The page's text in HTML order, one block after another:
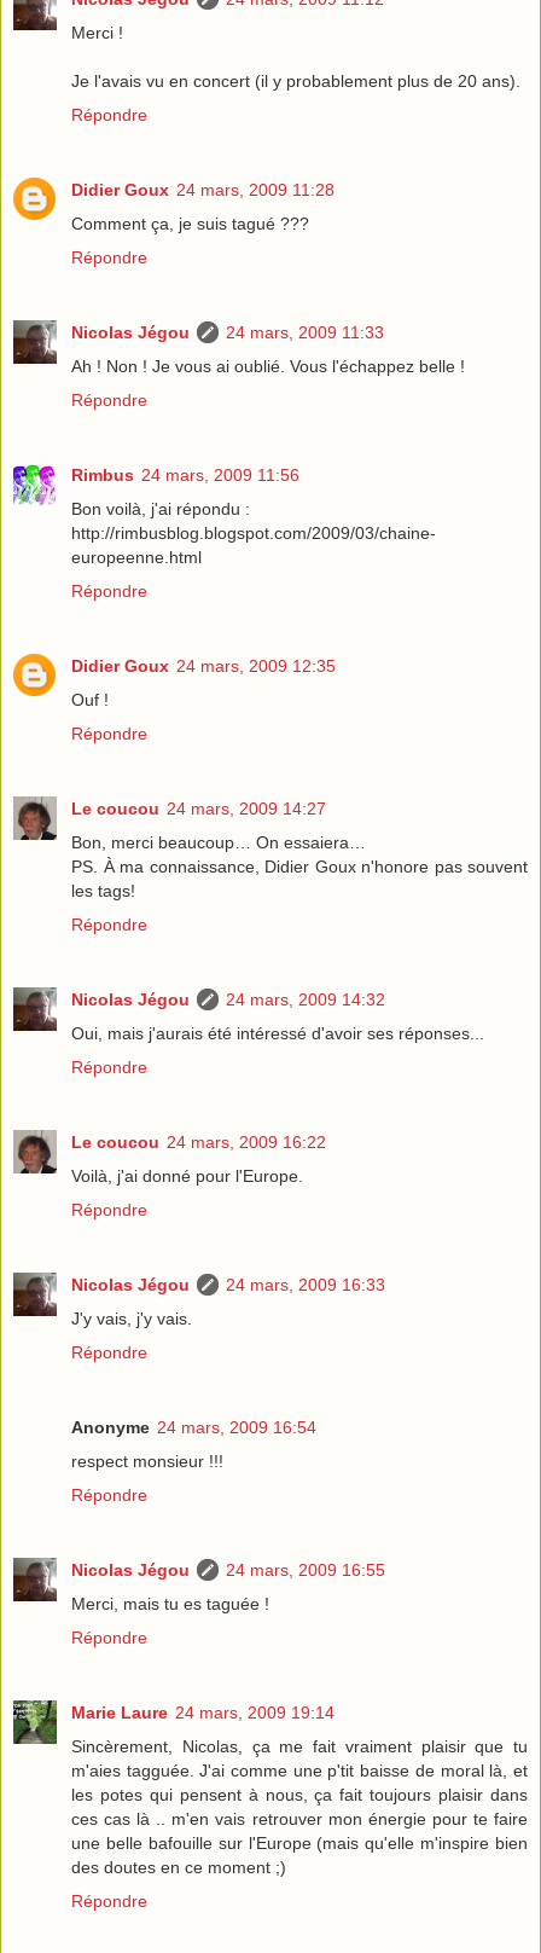
Merci !
Je l'avais vu en concert (il y probablement plus de 20 ans).
Répondre
Didier Goux 24 mars, 2009 11:28
Comment ça, je suis tagué ???
Répondre
Nicolas Jégou
24 mars, 2009 11:33
Ah ! Non ! Je vous ai oublié. Vous l'échappez belle !
Répondre
Rimbus 24 mars, 2009 11:56
Bon voilà, j'ai répondu :
http://rimbusblog.blogspot.com/2009/03/chaine-
europeenne.html
Répondre
Didier Goux 24 mars, 2009 12:35
Ouf !
Répondre
Le coucou 24 mars, 2009 14:27
Bon, merci beaucoup… On essaiera…
PS. À ma connaissance, Didier Goux n'honore pas souvent
les tags!
Répondre
Nicolas Jégou
24 mars, 2009 14:32
Oui, mais j'aurais été intéressé d'avoir ses réponses...
Répondre
Le coucou 24 mars, 2009 16:22
Voilà, j'ai donné pour l'Europe.
Répondre
Nicolas Jégou
24 mars, 2009 16:33
J'y vais, j'y vais.
Répondre
Anonyme 24 mars, 2009 16:54
respect monsieur !!!
Répondre
Nicolas Jégou
24 mars, 2009 16:55
Merci, mais tu es taguée !
Répondre
Marie Laure 24 mars, 2009 19:14
Sincèrement, Nicolas, ça me fait vraiment plaisir que tu
m'aies tagguée. J'ai comme une p'tit baisse de moral là, et
les potes qui pensent à nous, ça fait toujours plaisir dans
ces cas là .. m'en vais retrouver mon énergie pour te faire
une belle bafouille sur l'Europe (mais qu'elle m'inspire bien
des doutes en ce moment ;)
Répondre